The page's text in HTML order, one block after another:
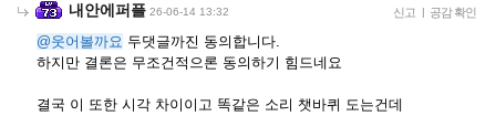
내안에퍼플 26-06-14 13:32 신고 공감 확인
@웃어볼까요 두댓글까진 동의합니다.
하지만 결론은 무조건적으론 동의하기 힘드네요
결국 이 또한 시각 차이이고 똑같은 소리 챗바퀴 도는건데